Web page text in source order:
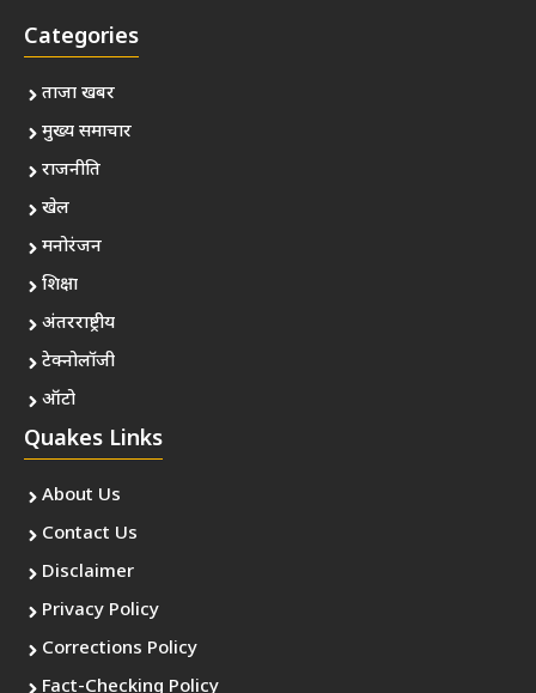
Categories
ताजा खबर
मुख्य समाचार
राजनीति
खेल
मनोरंजन
शिक्षा
अंतरराष्ट्रीय
टेक्नोलॉजी
ऑटो
Quakes Links
About Us
Contact Us
Disclaimer
Privacy Policy
Corrections Policy
Fact-Checking Policy